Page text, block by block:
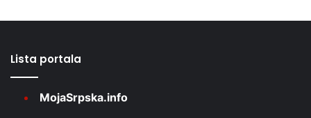
Lista portala
MojaSrpska.info